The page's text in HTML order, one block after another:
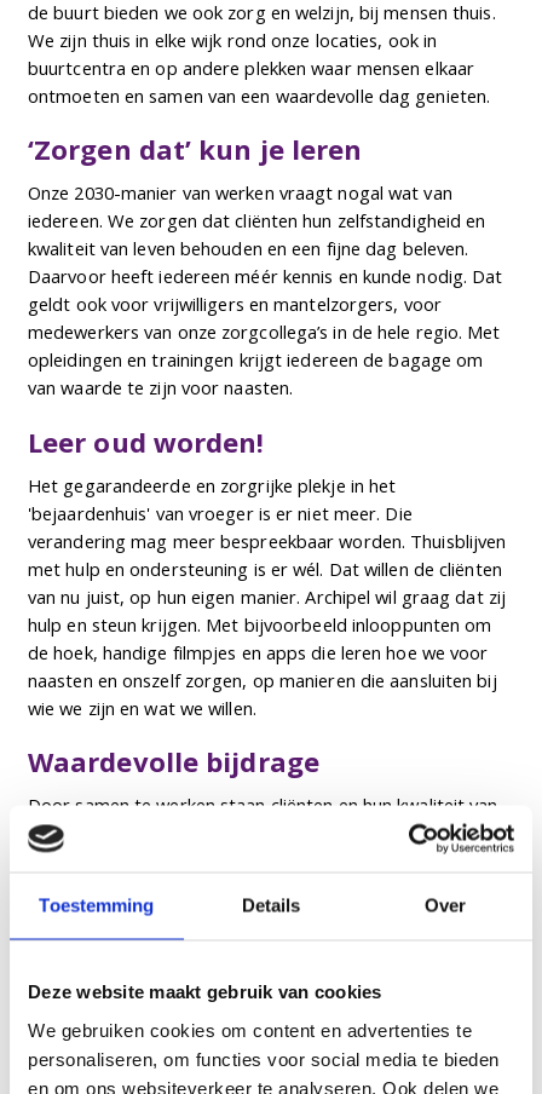
Toestemming Details Over
Deze website maakt gebruik van cookies
We gebruiken cookies om content en advertenties te
personaliseren, om functies voor social media te bieden
en om ons websiteverkeer te analyseren. Ook delen we
de buurt bieden we ook zorg en welzijn, bij mensen thuis.
We zijn thuis in elke wijk rond onze locaties, ook in
buurtcentra en op andere plekken waar mensen elkaar
ontmoeten en samen van een waardevolle dag genieten.
‘Zorgen dat’ kun je leren
Onze 2030-manier van werken vraagt nogal wat van
iedereen. We zorgen dat cliënten hun zelfstandigheid en
kwaliteit van leven behouden en een fijne dag beleven.
Daarvoor heeft iedereen méér kennis en kunde nodig. Dat
geldt ook voor vrijwilligers en mantelzorgers, voor
medewerkers van onze zorgcollega’s in de hele regio. Met
opleidingen en trainingen krijgt iedereen de bagage om
van waarde te zijn voor naasten.
Leer oud worden!
Het gegarandeerde en zorgrijke plekje in het
'bejaardenhuis' van vroeger is er niet meer. Die
verandering mag meer bespreekbaar worden. Thuisblijven
met hulp en ondersteuning is er wél. Dat willen de cliënten
van nu juist, op hun eigen manier. Archipel wil graag dat zij
hulp en steun krijgen. Met bijvoorbeeld inlooppunten om
de hoek, handige filmpjes en apps die leren hoe we voor
naasten en onszelf zorgen, op manieren die aansluiten bij
wie we zijn en wat we willen.
Waardevolle bijdrage
Door samen te werken staan cliënten en hun kwaliteit van
leven centraal. Thuis of bij ons in huis, de cliënt bepaalt de
weg. Met elkaar bouwen we aan de kwaliteit van leven die
en waar hij of zij goed in is. Dat systeem is een netwerk
rond de klant: van huisarts tot ziekenhuis, van
vrijwilligers tot zorg- en welzijnscollega’s. Iedereen draagt
een waardevol steentje bij aan de zelfstandigheid en
kwaliteit van leven van de klant. En dat regisseren wij
graag, want daar zit gewoon juist onze expertise.